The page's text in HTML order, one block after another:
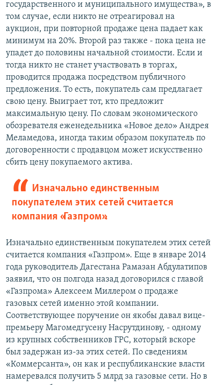
государственного и муниципального имущества», в
том случае, если никто не отреагировал на
аукцион, при повторной продаже цена падает как
минимум на 20%. Второй раз также - пока цена не
упадет до половины начальной стоимости. Если и
тогда никто не станет участвовать в торгах,
проводится продажа посредством публичного
предложения. То есть, покупатель сам предлагает
свою цену. Выиграет тот, кто предложит
максимальную цену. По словам экономического
обозревателя еженедельника «Новое дело» Андрея
Меламедова, иногда таким образом покупатель по
договоренности с продавцом может искусственно
сбить цену покупаемого актива.
Изначально единственным
покупателем этих сетей считается
компания «Газпром».
Изначально единственным покупателем этих сетей
считается компания «Газпром». Еще в январе 2014
года руководитель Дагестана Рамазан Абдулатипов
заявил, что он полгода назад договорился с главой
«Газпрома» Алексеем Миллером о продаже
газовых сетей именно этой компании.
Соответствующее поручение он якобы давал вице-
премьеру Магомедгусену Насрутдинову, - одному
из крупных собственников ГРС, который вскоре
был задержан из-за этих сетей. По сведениям
«Коммерсанта», он как и республиканские власти
намеревался получить 5 млрд за газовые сети. Но в